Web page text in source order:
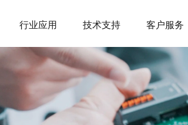
行业应用 技术支持 客户服务